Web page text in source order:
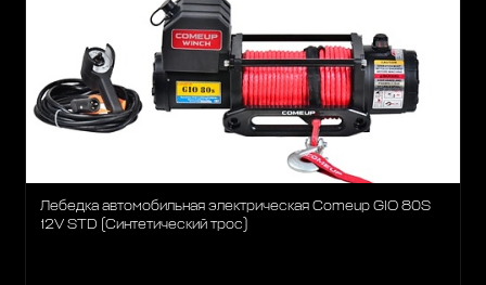
Лебедка автомобильная электрическая Comeup GIO 80S
12V STD (Синтетический трос)